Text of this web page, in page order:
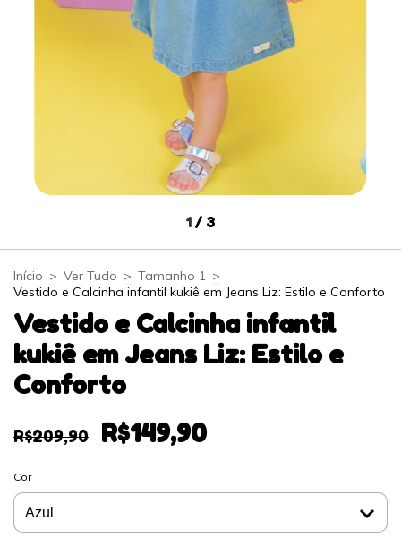
1 / 3
Início > Ver Tudo > Tamanho 1 >
Vestido e Calcinha infantil kukiê em Jeans Liz: Estilo e Conforto
Vestido e Calcinha infantil
kukiê em Jeans Liz: Estilo e
Conforto
R$209,90 R$149,90
Cor